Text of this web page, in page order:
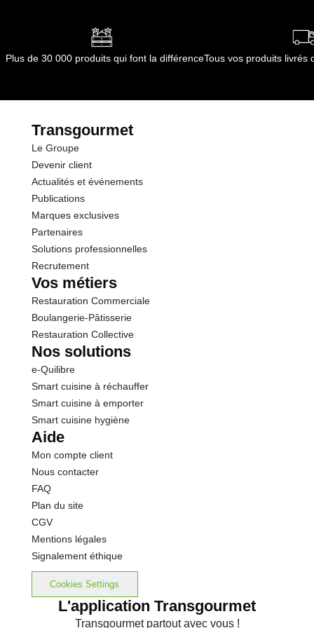
Conformément aux informations transmises
Plus de 30 000 produits qui font la différenceTous vos produits livrés
Transgourmet
Le Groupe
Devenir client
Actualités et événements
Publications
Marques exclusives
Partenaires
Solutions professionnelles
Recrutement
Vos métiers
Restauration Commerciale
Boulangerie-Pâtisserie
Restauration Collective
Nos solutions
e-Quilibre
Smart cuisine à réchauffer
Smart cuisine à emporter
Smart cuisine hygiène
Aide
Mon compte client
Nous contacter
FAQ
Plan du site
CGV
Mentions légales
Signalement éthique
Cookies Settings
L'application Transgourmet
Transgourmet partout avec vous !